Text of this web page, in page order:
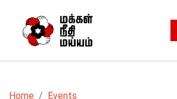
Home Events